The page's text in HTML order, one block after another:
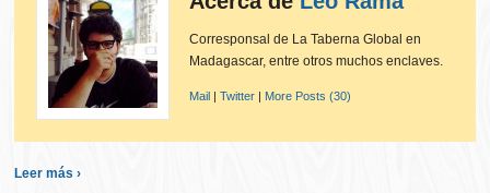
Corresponsal de La Taberna Global en
Madagascar, entre otros muchos enclaves.
Mail |Twitter | More Posts (30)
Leer más ›